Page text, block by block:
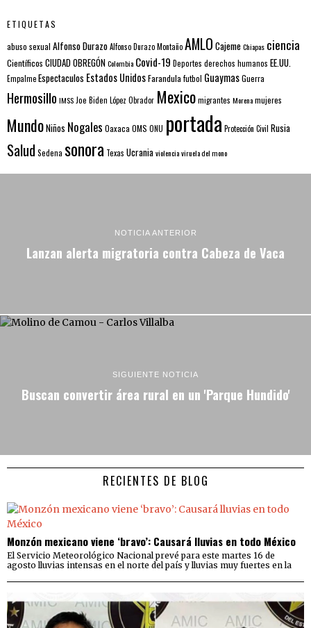
ETIQUETAS
abuso sexual Alfonso DurazoAlfonso Durazo MontañoAMLO CajemeChiapas ciencia
Científicos CIUDAD OBREGÓNColombia Covid-19 Deportes derechos humanos EE.UU.
EmpalmeEspectaculos Estados UnidosFarandulafutbol GuaymasGuerra
Hermosillo IMSS Joe Biden López Obrador Mexicomigrantes Morenamujeres
MundoNiños Nogales Oaxaca OMS ONU portada Protección Civil Rusia
Salud Sedena sonora Texas Ucraniaviolenciaviruela del mono
NOTICIA ANTERIOR
Lanzan alerta migratoria contra Cabeza de Vaca
SIGUIENTE NOTICIA
Buscan convertir área rural en un 'Parque Hundido'
RECIENTES DE BLOG
Monzón mexicano viene ‘bravo’: Causará lluvias en todo México
El Servicio Meteorológico Nacional prevé para este martes 16 de
agosto lluvias intensas en el norte del país y lluvias muy fuertes en la